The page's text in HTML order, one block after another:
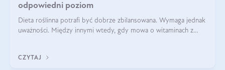
odpowiedni poziom
Dieta roślinna potrafi być dobrze zbilansowana. Wymaga jednak
uważności. Między innymi wtedy, gdy mowa o witaminach z
CZYTAJ